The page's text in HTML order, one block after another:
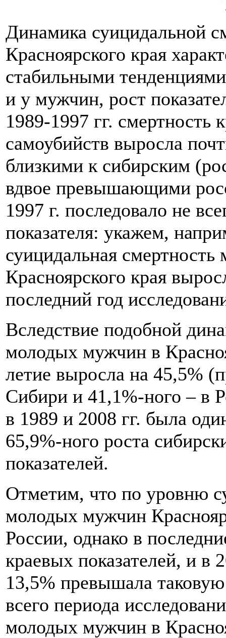
Динамика суицидальной
Красноярского края
стабильными
и у мужчин, рост
1989-1997 гг. смертность
самоубийств выросла
близкими к сибирским
вдвое превышающими
1997 г. последовало не
показателя: укажем,
суицидальная
Красноярского края
последний год
Вследствие подобной
молодых мужчин в
летие выросла на 45,5%
Сибири и 41,1%-ного – в
в 1989 и 2008 гг. была
65,9%-ного роста
показателей.
Отметим, что по уровню
молодых мужчин
России, однако в
краевых показателей, и в
13,5% превышала
всего периода
молодых мужчин в